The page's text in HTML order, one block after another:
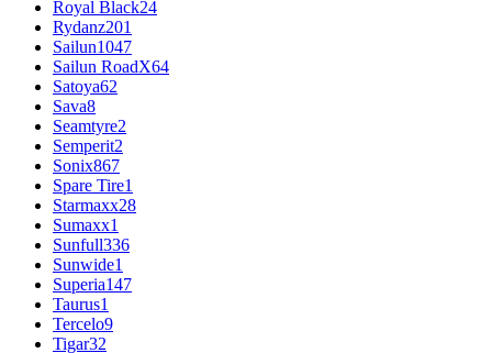
Royal Black24
Rydanz201
Sailun1047
Sailun RoadX64
Satoya62
Sava8
Seamtyre2
Semperit2
Sonix867
Spare Tire1
Starmaxx28
Sumaxx1
Sunfull336
Sunwide1
Superia147
Taurus1
Tercelo9
Tigar32